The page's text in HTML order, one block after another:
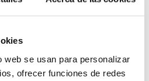
web se usan para personalizar
ofrecer funciones de redes
la cual lo hace tan especial.
de color e
seña de su